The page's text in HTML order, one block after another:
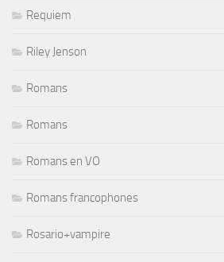
Requiem
Riley Jenson
Romans
Romans
Romans en VO
Romans francophones
Rosario+vampire